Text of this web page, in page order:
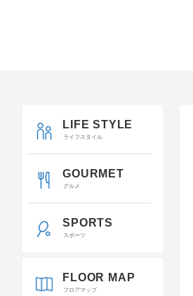
LIFE STYLE
ライフスタイル
GOURMET
グルメ
SPORTS
スポーツ
FLOOR MAP
フロアマップ